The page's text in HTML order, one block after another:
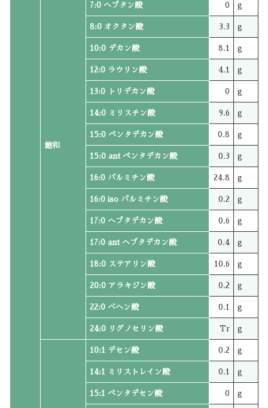
飽和
7:0 ヘプタン酸 0 g
8:0 オクタン酸 3.3 g
10:0 デカン酸 8.1 g
12:0 ラウリン酸 4.1 g
13:0 トリデカン酸 0 g
14:0 ミリスチン酸 9.6 g
15:0 ペンタデカン酸 0.8 g
15:0 ant ペンタデカン酸 0.3 g
16:0 パルミチン酸 24.8 g
16:0 iso パルミチン酸 0.2 g
17:0 ヘプタデカン酸 0.6 g
17:0 ant ヘプタデカン酸 0.4 g
18:0 ステアリン酸 10.6 g
20:0 アラキジン酸 0.2 g
22:0 ベヘン酸 0.1 g
24:0 リグノセリン酸 Tr g
10:1 デセン酸 0.2 g
14:1 ミリストレイン酸 0.1 g
15:1 ペンタデセン酸 0 g